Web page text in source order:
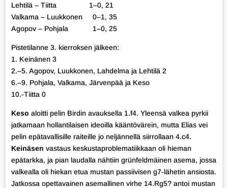
Lehtilä – Tiitta 1–0, 21
Valkama – Luukkonen 0–1, 35
Agopov – Pohjala 1–0, 25
Pistetilanne 3. kierroksen jälkeen:
1. Keinänen 3
2.–5. Agopov, Luukkonen, Lahdelma ja Lehtilä 2
6.–9. Pohjala, Valkama, Järvenpää ja Keso
10.-Tiitta 0
Keso aloitti pelin Birdin avauksella 1.f4. Yleensä valkea pyrkii
jatkamaan hollantilaisen ideoilla kääntövärein, mutta Elias vei
pelin epätavallisille raiteille jo neljännellä siirrollaan 4.c4.
Keinäsen vastaus keskustaproblematiikkaan oli hieman
epätarkka, ja pian laudalla nähtiin grünfeldmäinen asema, jossa
valkealla oli hiekan etua mustan passiivisen g7-lähetin ansiosta.
Jatkossa opettavainen asemallinen virhe 14.Rg5? antoi mustan